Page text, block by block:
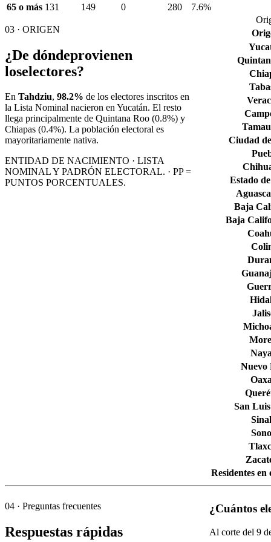
65 o más 131 149 0 280 7.6%
03 · ORIGEN
¿De dóndeprovienen
loselectores?
En Tahdziu, 98.2% de los electores inscritos en
la Lista Nominal nacieron enYucatán. El resto
llega principalmente de Quintana Roo (0.8%) y
Chiapas (0.4%). La población electoral es
mayoritariamente nativa.
ENTIDAD DE NACIMIENTO · LISTA
NOMINAL Y PADRÓN ELECTORAL. · PP =
PUNTOS PORCENTUALES.
Ciudad
Estado
Baja
Baja
Nuevo
San
Residentes
04 · Preguntas frecuentes
Respuestas rápidas
¿Cuántos
Al corte del 9